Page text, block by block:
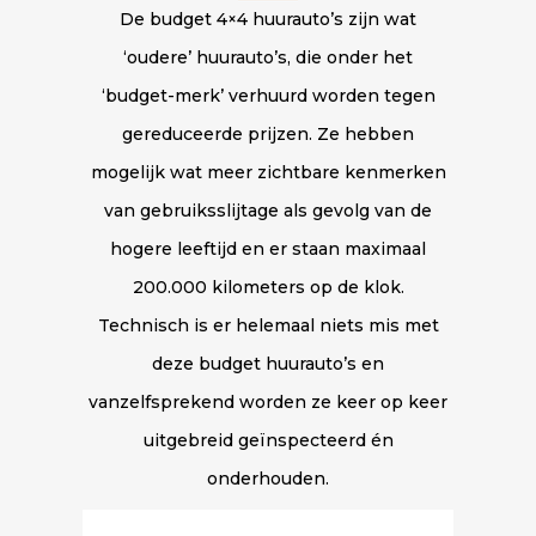
De budget 4×4 huurauto’s zijn wat
‘oudere’ huurauto’s, die onder het
‘budget-merk’ verhuurd worden tegen
gereduceerde prijzen. Ze hebben
mogelijk wat meer zichtbare kenmerken
van gebruiksslijtage als gevolg van de
hogere leeftijd en er staan maximaal
200.000 kilometers op de klok.
Technisch is er helemaal niets mis met
deze budget huurauto’s en
vanzelfsprekend worden ze keer op keer
uitgebreid geïnspecteerd én
onderhouden.